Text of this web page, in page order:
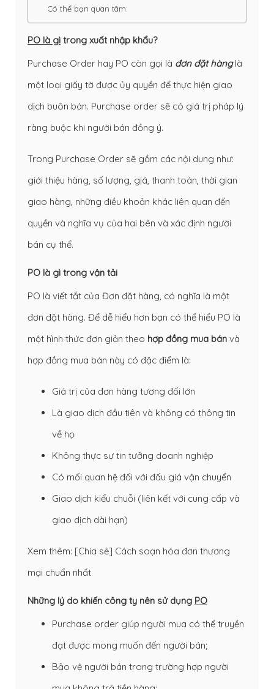
Có thể bạn quan tâm:
PO là gì trong xuất nhập khẩu?
Purchase Order hay PO còn gọi là đơn đặt hànglà
một loại giấy tờ được ủy quyền để thực hiện giao
dịch buôn bán. Purchase order sẽ có giá trị pháp lý
ràng buộc khi người bán đồng ý.
Trong Purchase Order sẽ gồm các nội dung như:
giới thiệu hàng, số lượng, giá, thanh toán, thời gian
giao hàng, những điều khoản khác liên quan đến
quyền và nghĩa vụ của hai bên và xác định người
bán cụ thể.
PO là gì trong vận tải
PO là viết tắt của Đơn đặt hàng, có nghĩa là một
đơn đặt hàng. Để dễ hiểu hơn bạn có thể hiểu PO là
một hình thức đơn giản theo hợp đồng mua bán và
hợp đồng mua bán này có đặc điểm là:
Giá trị của đơn hàng tương đối lớn
Là giao dịch đầu tiên và không có thông tin
về họ
Không thực sự tin tưởng doanh nghiệp
Có mối quan hệ đối với đấu giá vận chuyển
Giao dịch kiểu chuỗi (liên kết với cung cấp và
giao dịch dài hạn)
Xem thêm: [Chia sẻ] Cách soạn hóa đơn thương
mại chuẩn nhất
Những lý do khiến công ty nên sử dụng PO
Purchase order giúp người mua có thể truyền
đạt được mong muốn đến người bán;
Bảo vệ người bán trong trường hợp người